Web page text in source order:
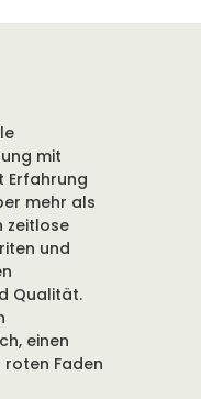
mit
Erfahrung
mehr als
zeitlose
und
Qualität.
einen
Faden